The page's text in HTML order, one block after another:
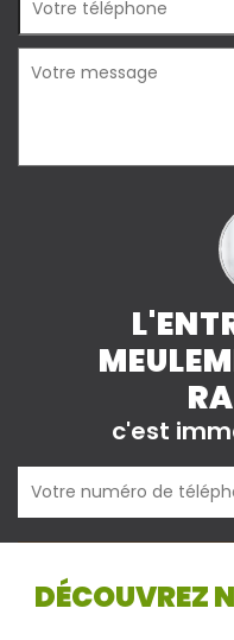
c'est
DÉCOUVREZ